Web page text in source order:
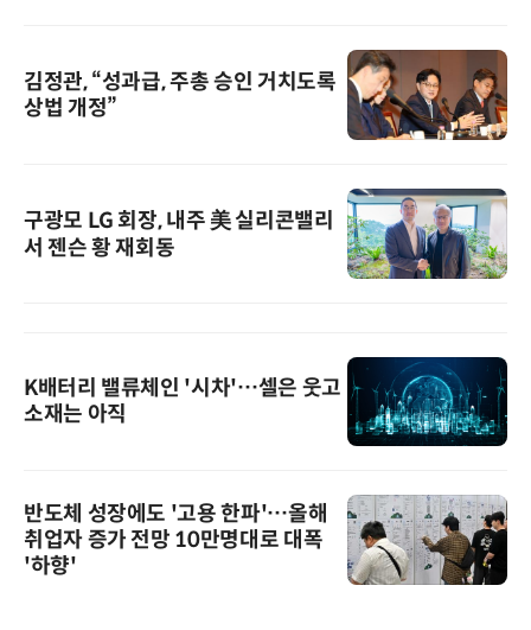
김정관, “성과급, 주총 승인 거치도록
상법 개정”
구광모 LG 회장, 내주 美 실리콘밸리
서 젠슨 황 재회동
K배터리 밸류체인 '시차'…셀은 웃고
소재는 아직
반도체 성장에도 '고용 한파'…올해
취업자 증가 전망 10만명대로 대폭
'하향'